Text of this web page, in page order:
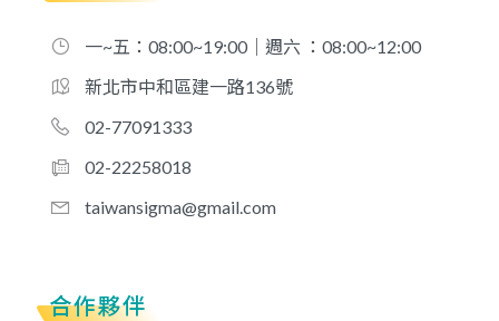
一~五：08:00~19:00｜週六 ：08:00~12:00
新北市中和區建一路136號
02-77091333
02-22258018
taiwansigma@gmail.com
合作夥伴